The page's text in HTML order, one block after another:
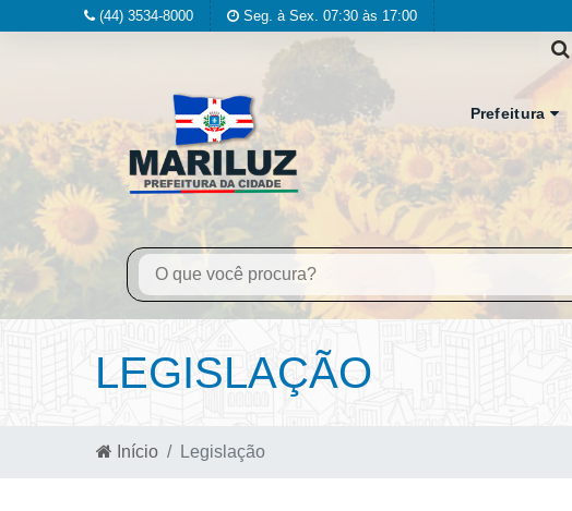
(44) 3534-8000 Seg. à Sex. 07:30 às 17:00
Prefeitura
LEGISLAÇÃO
Início Legislação